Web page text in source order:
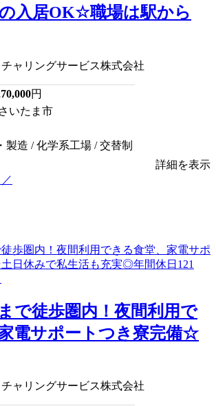
入居OK☆職場は駅から
ャリングサービス株式会社
円
いたま市
製造 / 化学系工場 / 交替制
詳細を表示
で徒歩圏内！夜間利用で
電サポートつき寮完備☆
ャリングサービス株式会社